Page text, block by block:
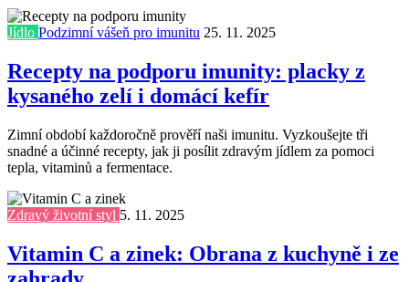
Jídlo Podzimní vášeň pro imunitu 25. 11. 2025
Recepty na podporu imunity: placky z
kysaného zelí i domácí kefír
Zimní období každoročně prověří naši imunitu. Vyzkoušejte tři
snadné a účinné recepty, jak ji posílit zdravým jídlem za pomoci
tepla, vitaminů a fermentace.
Zdravý životní styl 5. 11. 2025
Vitamin C a zinek: Obrana z kuchyně i ze